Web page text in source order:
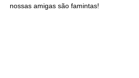
nossas amigas são famintas!